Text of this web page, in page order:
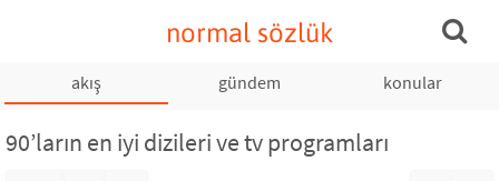
normal sözlük
akış gündem konular
90’ların en iyi dizileri ve tv programları